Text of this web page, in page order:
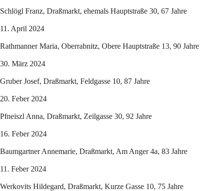
Schlögl Franz, Draßmarkt, ehemals Hauptstraße 30, 67 Jahre
11. April 2024
Rathmanner Maria, Oberrabnitz, Obere Hauptstraße 13, 90 Jahre
30. März 2024
Gruber Josef, Draßmarkt, Feldgasse 10, 87 Jahre
20. Feber 2024
Pfneiszl Anna, Draßmarkt, Zeilgasse 30, 92 Jahre
16. Feber 2024
Baumgartner Annemarie, Draßmarkt, Am Anger 4a, 83 Jahre
11. Feber 2024
Werkovits Hildegard, Draßmarkt, Kurze Gasse 10, 75 Jahre